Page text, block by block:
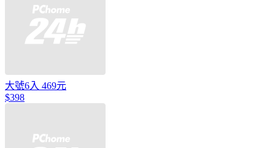
大號6入 469元
$398